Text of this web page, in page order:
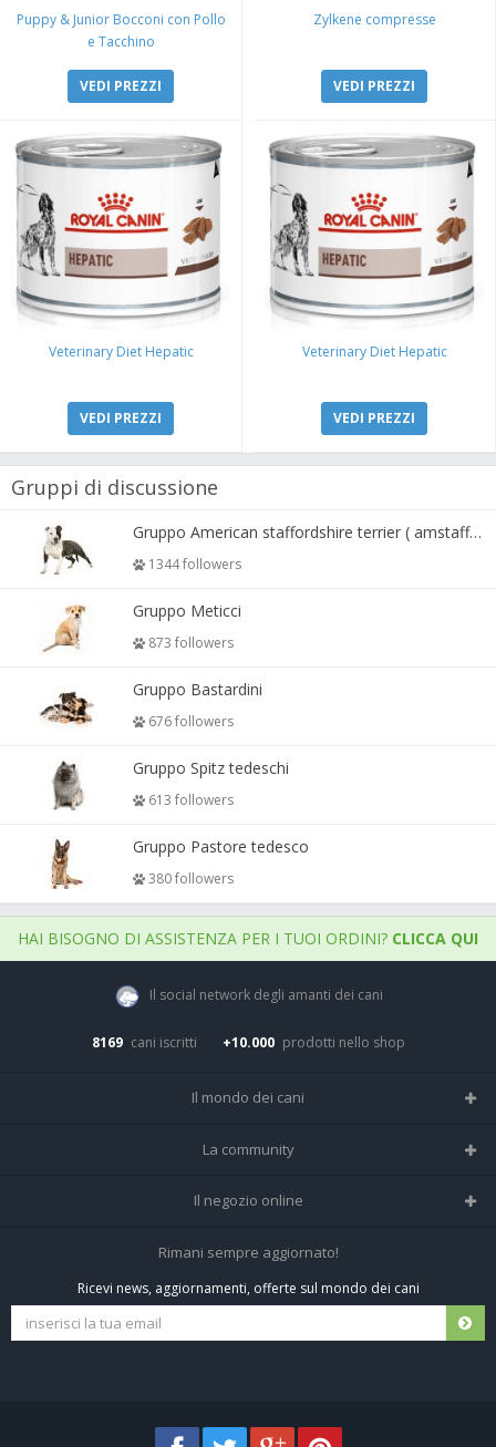
Puppy & Junior Bocconi con Pollo
e Tacchino
VEDI PREZZI
Zylkene compresse
VEDI PREZZI
Veterinary Diet Hepatic
VEDI PREZZI
Veterinary Diet Hepatic
VEDI PREZZI
Gruppi di discussione
Gruppo American staffordshire terrier ( amstaff, amastaff )
1344 followers
Gruppo Meticci
873 followers
Gruppo Bastardini
676 followers
Gruppo Spitz tedeschi
613 followers
Gruppo Pastore tedesco
380 followers
HAI BISOGNO DI ASSISTENZA PER I TUOI ORDINI? CLICCA QUI
Il social network degli amanti dei cani
8169 cani iscritti +10.000 prodotti nello shop
Il mondo dei cani
Tutte le razze
La community
Home
Tutti i cani iscritti
Il negozio online
Negozio per cani
Spedizioni e resi
Rimani sempre aggiornato!
Ricevi news, aggiornamenti, offerte sul mondo dei cani